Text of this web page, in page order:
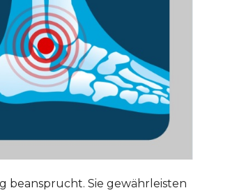
beansprucht. Sie gewährleisten